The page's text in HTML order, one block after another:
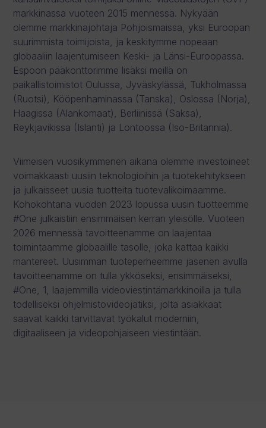
markkinassa vuoteen 2015 mennessä. Nykyään
olemme markkinajohtaja Pohjoismaissa, yksi Euroopan
suurimmista toimijoista, ja keskitymme nopeaan
globaaliin laajentumiseen Keski- ja Länsi-Euroopassa.
Espoon pääkonttorimme lisäksi meillä on
paikallistoimistot Oulussa, Jyväskylässä, Tukholmassa
(Ruotsi), Kööpenhaminassa (Tanska), Oslossa (Norja),
Haagissa (Alankomaat), Berliinissä (Saksa),
Reykjavikissa (Islanti) ja Lontoossa (Iso-Britannia).
Viimeisen vuosikymmenen aikana olemme investoineet
voimakkaasti uusiin teknologioihin ja tuotekehitykseen
ja julkaisseet uusia tuotteita tuotevalikoimaamme.
Kohokohtana vuoden 2023 lopussa uusin tuotteemme
#One julkaistiin ensimmäisen kerran yleisölle. Vuoteen
2026 mennessä tavoitteenamme on laajentaa
toimintaamme globaalille tasolle, joka kattaa kaikki
mantereet. Uusimman tuoteperheemme jäsenen avulla
tavoitteenamme on tulla ykköseksi, ensimmäiseksi,
#One, 1, laajemmilla videoviestintämarkkinoilla ja tulla
todelliseksi ohjelmistovideojätiksi, jolta asiakkaat
saavat kaikki tarvittavat työkalut moderniin,
digitaaliseen ja videopohjaiseen viestintään.